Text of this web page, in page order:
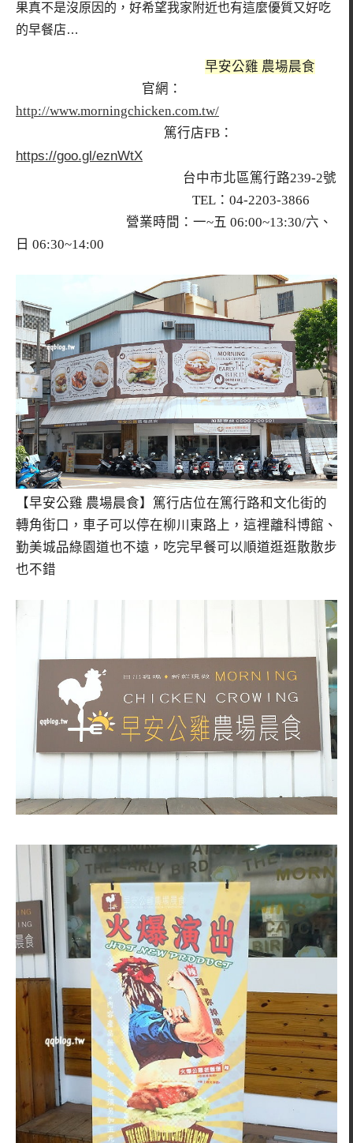
果真不是沒原因的，好希望我家附近也有這麼優質又好吃
的早餐店…
早安公雞 農場晨食
官網：
http://www.morningchicken.com.tw/
篤行店FB：
https://goo.gl/eznWtX
台中市北區篤行路239-2號
TEL：04-2203-3866
營業時間：一~五 06:00~13:30/六、
日 06:30~14:00
【早安公雞 農場晨食】篤行店位在篤行路和文化街的
轉角街口，車子可以停在柳川東路上，這裡離科博館、
勤美城品綠園道也不遠，吃完早餐可以順道逛逛散散步
也不錯